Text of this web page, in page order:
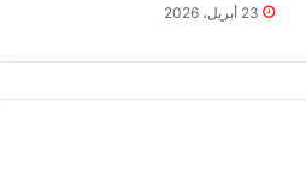
23 أبريل، 2026